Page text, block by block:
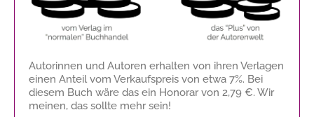
Autorinnen und Autoren erhalten von ihren Verlagen
einen Anteil vom Verkaufspreis von etwa 7%. Bei
diesem Buch wäre das ein Honorar von 2,79 €. Wir
meinen, das sollte mehr sein!